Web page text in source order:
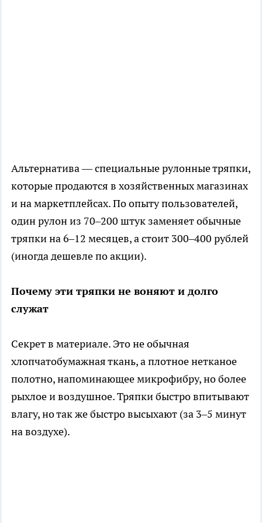
Альтернатива — специальные рулонные тряпки,
которые продаются в хозяйственных магазинах
и на маркетплейсах. По опыту пользователей,
один рулон из 70–200 штук заменяет обычные
тряпки на 6–12 месяцев, а стоит 300–400 рублей
(иногда дешевле по акции).
Почему эти тряпки не воняют и долго
служат
Секрет в материале. Это не обычная
хлопчатобумажная ткань, а плотное нетканое
полотно, напоминающее микрофибру, но более
рыхлое и воздушное. Тряпки быстро впитывают
влагу, но так же быстро высыхают (за 3–5 минут
на воздухе).